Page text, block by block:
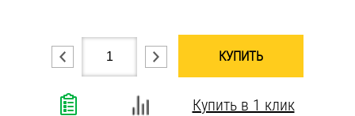
КУПИТЬ
Купить в 1 клик